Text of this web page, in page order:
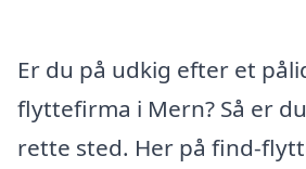
Er du på udkig efter et
flyttefirma i Mern? Så er
rette sted. Her på find-